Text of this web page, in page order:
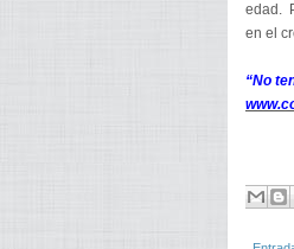
edad.
en el
“No